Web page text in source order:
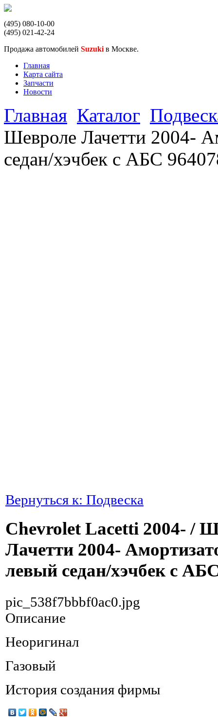
(495) 080-10-00
(495) 021-42-24
Продажа автомобилей Suzuki в Москве.
Главная
Карта сайта
Запчасти
Новости
Главная Каталог
Шевроле Лачетти 2004-
седан/хэчбек с АБС
Вернуться к: Подвеска
Chevrolet Lacetti 2004- /
Лачетти 2004-
левый седан/хэчбек с
pic_538f7bbbf0ac0.jpg
Описание
Неоригинал
Газовый
История создания фирмы